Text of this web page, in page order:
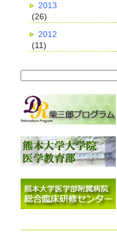
2013
(26)
2012
(11)